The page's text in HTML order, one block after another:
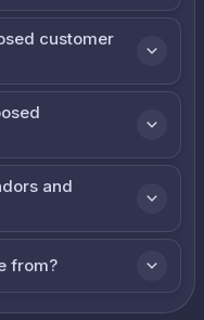
customer
and
from?